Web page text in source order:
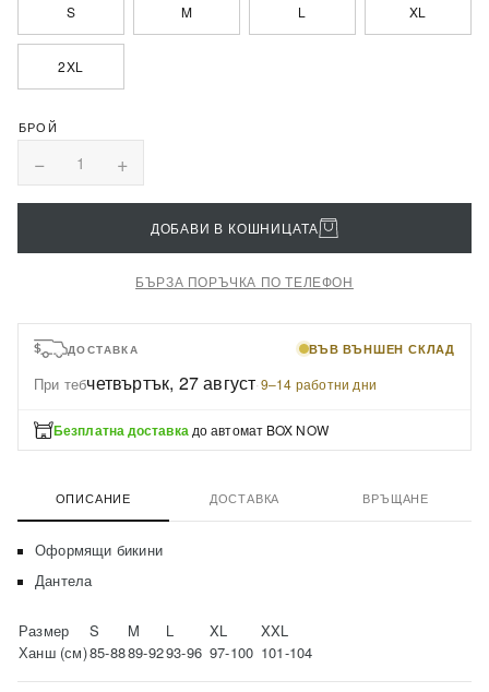
S M L XL
2XL
− 1 +
ДОБАВИ В КОШНИЦАТА
БЪРЗА ПОРЪЧКА ПО ТЕЛЕФОН
ДОСТАВКА ВЪВ ВЪНШЕН СКЛАД
При тебчетвъртък, 27 август·9–14 работни дни
Безплатна доставка до автомат BOX NOW
ОПИСАНИЕ ДОСТАВКА ВРЪЩАНЕ
Оформящи бикини
Дантела
Размер S M L XL
XXL
Ханш (см)85-8889-9293-96 97-100 101-104